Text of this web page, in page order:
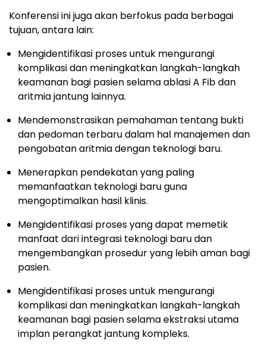
Konferensi ini juga akan berfokus pada berbagai
tujuan, antara lain:
Mengidentifikasi proses untuk mengurangi
komplikasi dan meningkatkan langkah-langkah
keamanan bagi pasien selama ablasi A Fib dan
aritmia jantung lainnya.
Mendemonstrasikan pemahaman tentang bukti
dan pedoman terbaru dalam hal manajemen dan
pengobatan aritmia dengan teknologi baru.
Menerapkan pendekatan yang paling
memanfaatkan teknologi baru guna
mengoptimalkan hasil klinis.
Mengidentifikasi proses yang dapat memetik
manfaat dari integrasi teknologi baru dan
mengembangkan prosedur yang lebih aman bagi
pasien.
Mengidentifikasi proses untuk mengurangi
komplikasi dan meningkatkan langkah-langkah
keamanan bagi pasien selama ekstraksi utama
implan perangkat jantung kompleks.